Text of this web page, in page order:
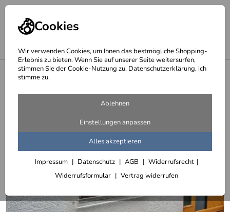
Cookies
Wir verwenden Cookies, um Ihnen das bestmögliche Shopping-
Erlebnis zu bieten. Wenn Sie auf unserer Seite weitersurfen,
stimmen Sie der Cookie-Nutzung zu. Datenschutzerklärung, ich
stimme zu.
Ablehnen
Einstellungen anpassen
Alles akzeptieren
Impressum Datenschutz AGB
Widerrufsrecht
Widerrufsformular
Vertrag widerrufen
Fenstergitter zur Selbstmontage